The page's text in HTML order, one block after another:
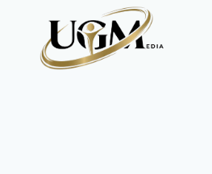
content